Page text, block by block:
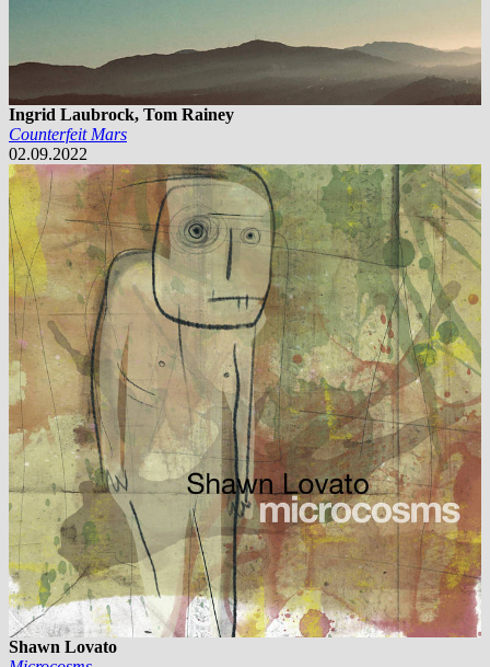
Ingrid Laubrock, Tom Rainey
Counterfeit Mars
02.09.2022
Shawn Lovato